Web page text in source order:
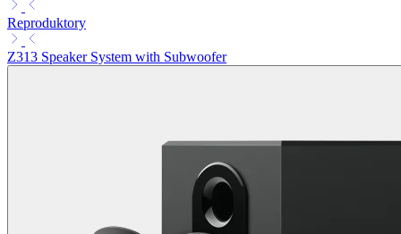
Reproduktory
Z313 Speaker System with Subwoofer